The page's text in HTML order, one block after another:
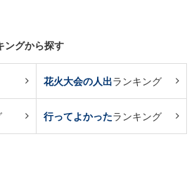
ングから探す
花火大会の人出ランキング
行ってよかったランキング